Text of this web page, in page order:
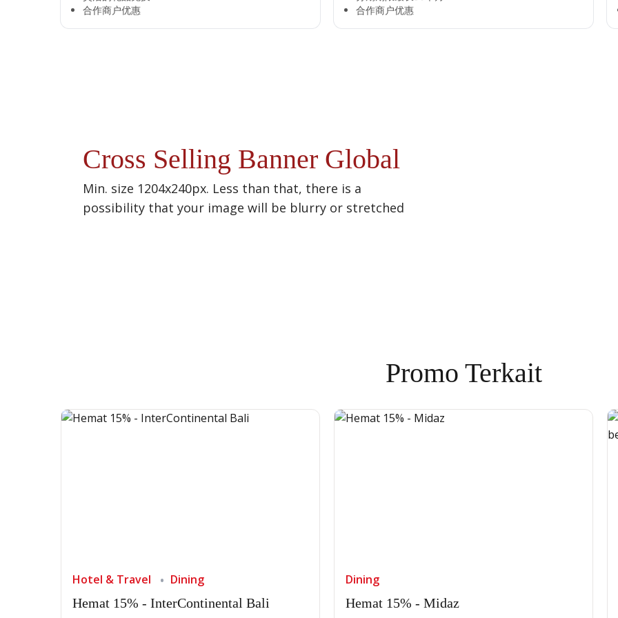
合作商户优惠​
合作商户优惠​
Cross Selling Banner Global
Min. size 1204x240px. Less than that, there is a
possibility that your image will be blurry or stretched
Promo Terkait
Hotel & Travel
Dining
Hemat 15% - InterContinental Bali
Dining
Hemat 15% - Midaz